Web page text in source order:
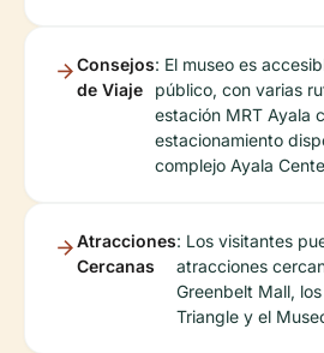
Consejos
de Viaje
: El museo es
público, con varias
estación MRT Ayala
estacionamiento
complejo Ayala
Atracciones
Cercanas
: Los visitantes
atracciones
Greenbelt Mall,
Triangle y el